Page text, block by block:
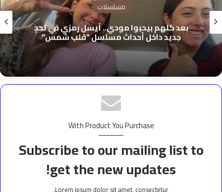
مسلسلات
بعد كلهم بيحبوا مودي.. أيسل رمزي في تحدٍ
جديد داخل أحداث مسلسل “قلب شمس”
With Product You Purchase
Subscribe to our mailing list to
get the new updates!
Lorem ipsum dolor sit amet, consectetur.